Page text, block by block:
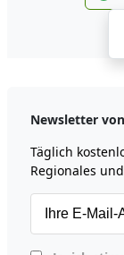
Newsletter
Täglich
Regionales